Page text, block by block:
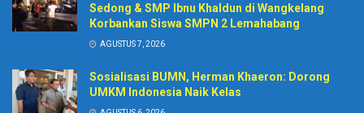
Sedong & SMP Ibnu Khaldun di Wangkelang
Korbankan Siswa SMPN 2 Lemahabang
AGUSTUS 7, 2026
Sosialisasi BUMN, Herman Khaeron: Dorong
UMKM Indonesia Naik Kelas